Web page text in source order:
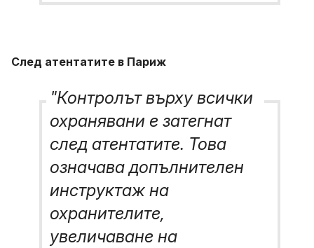
След атентатите в Париж
"Контролът върху всички
охранявани е затегнат
след атентатите. Това
означава допълнителен
инструктаж на
охранителите,
увеличаване на